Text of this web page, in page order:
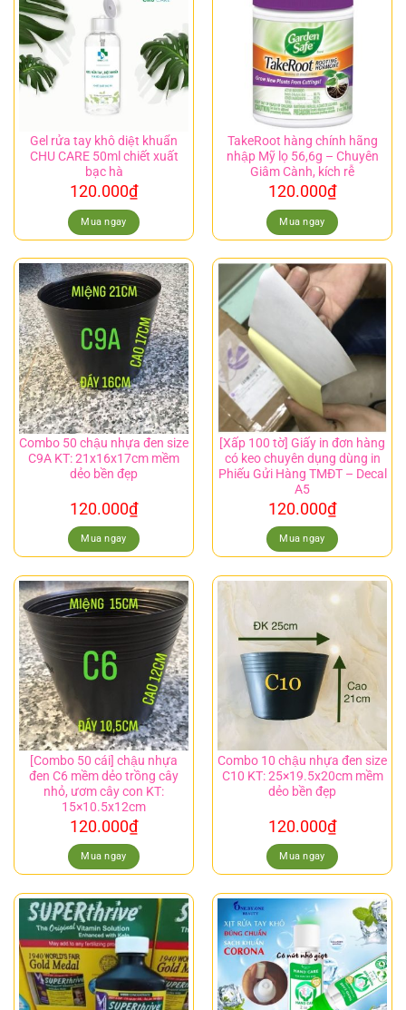
Gel rửa tay khô diệt khuẩn
CHU CARE 50ml chiết xuất
bạc hà
120.000₫
Mua ngay
TakeRoot hàng chính hãng
nhập Mỹ lọ 56,6g – Chuyên
Giâm Cành, kích rễ
120.000₫
Mua ngay
Combo 50 chậu nhựa đen size
C9A KT: 21x16x17cm mềm
dẻo bền đẹp
120.000₫
Mua ngay
[Xấp 100 tờ] Giấy in đơn hàng
có keo chuyên dụng dùng in
Phiếu Gửi Hàng TMĐT – Decal
A5
120.000₫
Mua ngay
[Combo 50 cái] chậu nhựa
đen C6 mềm dẻo trồng cây
nhỏ, ươm cây con KT:
15×10.5x12cm
120.000₫
Mua ngay
Combo 10 chậu nhựa đen size
C10 KT: 25×19.5x20cm mềm
dẻo bền đẹp
120.000₫
Mua ngay